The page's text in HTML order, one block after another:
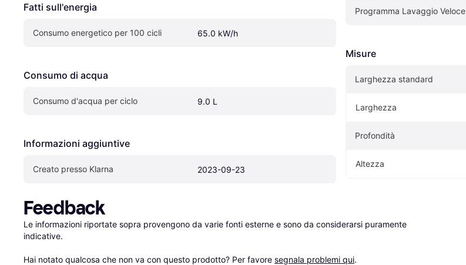
Fatti sull'energia
Consumo energetico per 100 cicli 65.0 kW/h
Consumo di acqua
Consumo d'acqua per ciclo 9.0 L
Informazioni aggiuntive
Creato presso Klarna 2023-09-23
Programma Lavaggio Veloce
Misure
Larghezza standard
Larghezza
Profondità
Altezza
Feedback
Le informazioni riportate sopra provengono da varie fonti esterne e sono da considerarsi puramente
indicative.
Hai notato qualcosa che non va con questo prodotto? Per favore segnala problemi qui.